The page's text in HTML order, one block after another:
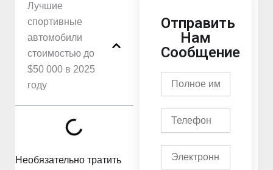
Лучшие
спортивные
автомобили
стоимостью до
$50 000 в 2025
году
Необязательно тратить
Отправить
Нам
Сообщение
имя
почта